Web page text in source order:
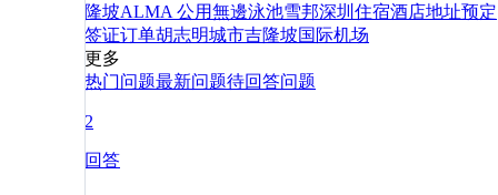
隆坡ALMA 公用無邊泳池雪邦深圳 住宿酒店地址预定
签证订单胡志明城市吉隆坡国际机场
更多
热门问题最新问题待回答问题
2
回答